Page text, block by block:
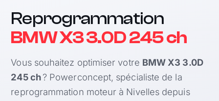
Reprogrammation
BMW X3 3.0D 245 ch
Vous souhaitez optimiser votre BMW X3 3.0D
245 ch? Powerconcept, spécialiste de la
reprogrammation moteur à Nivelles depuis